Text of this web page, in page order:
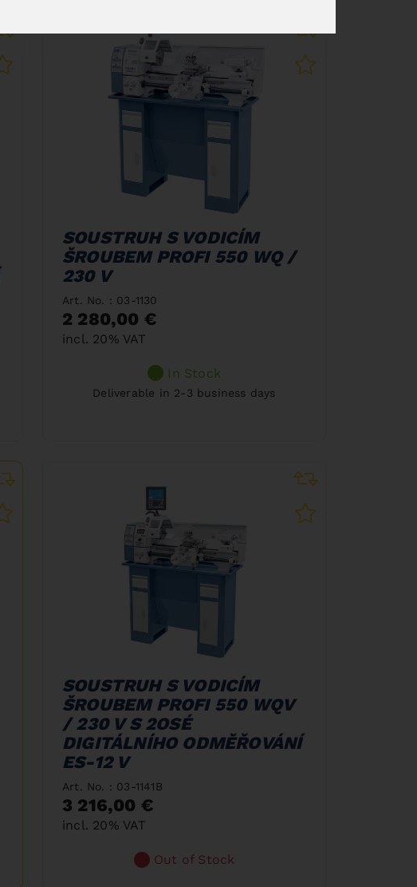
SOUSTRUH S VODICÍM
ŠROUBEM PROFI 550 WQ /
230 V
Art. No. : 03-1130
2 280,00 €
incl. 20% VAT
In Stock
Deliverable in 2-3 business days
SOUSTRUH S VODICÍM
ŠROUBEM PROFI 550 WQV
/ 230 V S 2OSÉ
DIGITÁLNÍHO ODMĚŘOVÁNÍ
ES-12 V
Art. No. : 03-1141B
3 216,00 €
incl. 20% VAT
Out of Stock